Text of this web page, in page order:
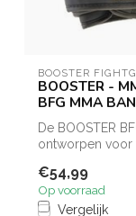
BOOSTER
BOOSTER -
BFG MMA
De BOOSTER
ontworpen voor
€54,99
Op voorraad
Vergelijk